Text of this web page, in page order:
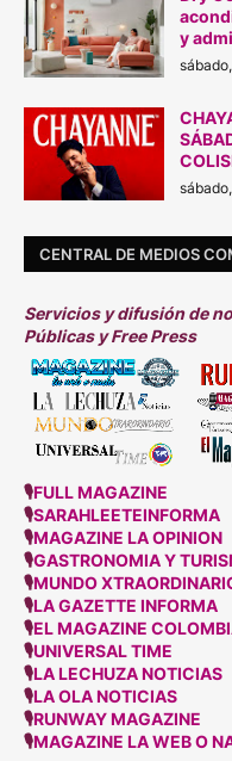
y
CENTRAL DE MEDIOS
Servicios y difusión de
Públicas y Free Press
🎙FULL MAGAZINE
🎙SARAHLEETEINFORMA
🎙MAGAZINE LA OPINION
🎙GASTRONOMIA Y
🎙MUNDO
🎙LA GAZETTE INFORMA
🎙EL MAGAZINE
🎙UNIVERSAL TIME
🎙LA LECHUZA NOTICIAS
🎙LA OLA NOTICIAS
🎙RUNWAY MAGAZINE
🎙MAGAZINE LA WEB O